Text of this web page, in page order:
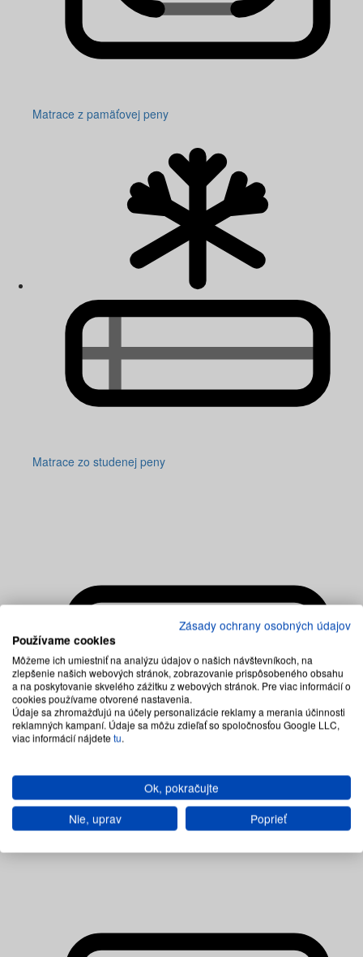
Matrace z pamäťovej peny
Matrace zo studenej peny
Matrace penové
Zásady ochrany osobných údajov
Používame cookies
Môžeme ich umiestniť na analýzu údajov o našich návštevníkoch, na
zlepšenie našich webových stránok, zobrazovanie prispôsobeného obsahu
a na poskytovanie skvelého zážitku z webových stránok. Pre viac informácií o
cookies používame otvorené nastavenia.
Údaje sa zhromažďujú na účely personalizácie reklamy a merania účinnosti
reklamných kampaní. Údaje sa môžu zdieľať so spoločnosťou Google LLC,
viac informácií nájdetetu.
Ok, pokračujte
Nie, uprav
Poprieť